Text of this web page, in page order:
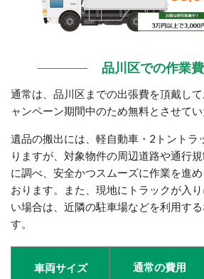
品川区での作業
通常は、品川区までの出張費を頂戴し
ャンペーン期間中のため無料とさせてい
遺品の搬出には、軽自動車・2トントラ
りますが、対象物件の周辺道路や通行
に調べ、安全かつスムーズに作業を進
おります。また、現地にトラックが入
い場合は、近隣の駐車場などを利用す
す。
車両サイズ 通常の費用